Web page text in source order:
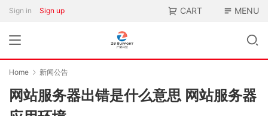
Sign in Sign up CART MENU
Home 新闻公告
网站服务器出错是什么意思 网站服务器